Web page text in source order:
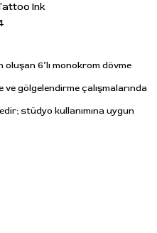
Ink
6’lı monokrom dövme
gölgelendirme çalışmalarında
stüdyo kullanımına uygun